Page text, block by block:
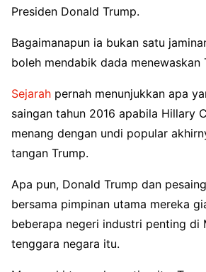
Presiden Donald Trump.
Bagaimanapun ia bukan satu
boleh mendabik dada menewaskan
Sejarah pernah menunjukkan apa
saingan tahun 2016 apabila Hillary
menang dengan undi popular
tangan Trump.
Apa pun, Donald Trump dan
bersama pimpinan utama mereka
beberapa negeri industri penting di
tenggara negara itu.